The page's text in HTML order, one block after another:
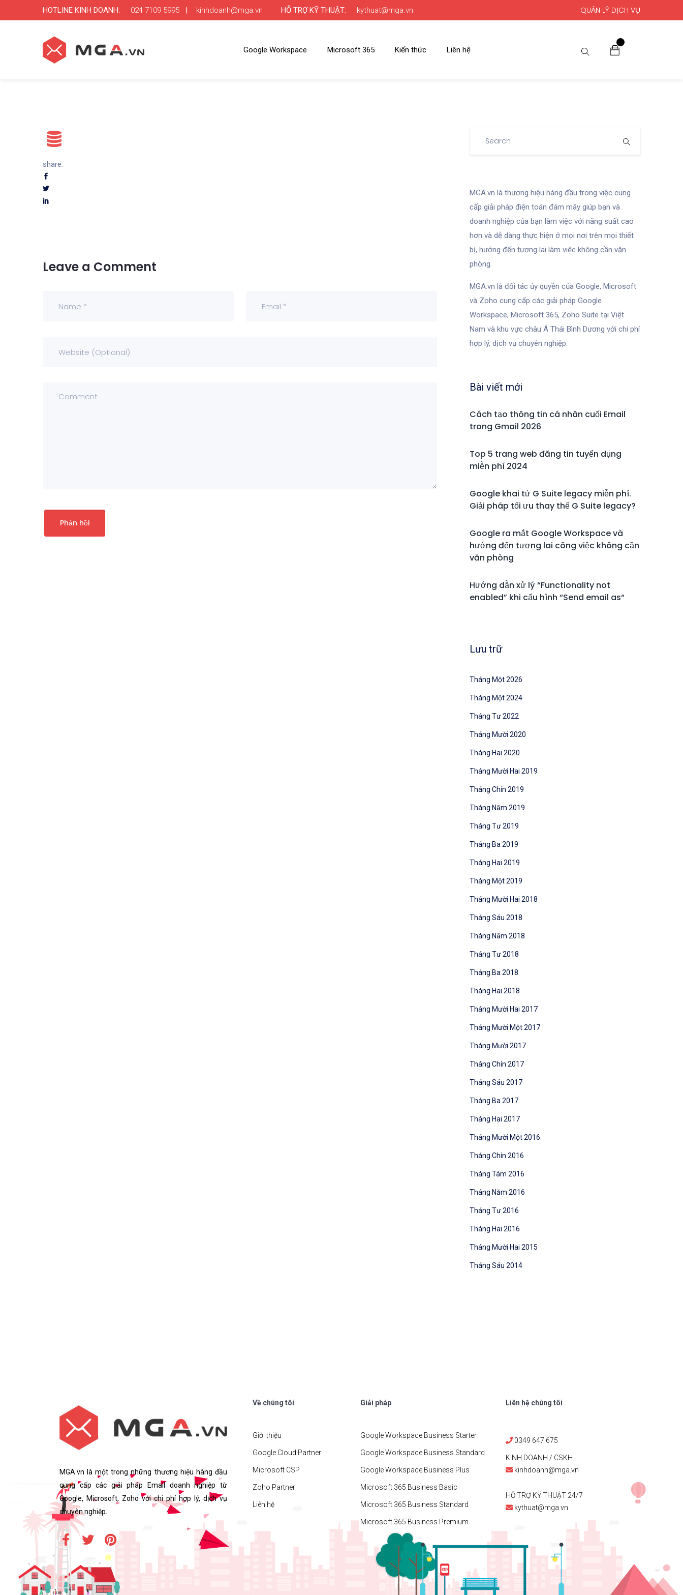
HOTLINE KINH DOANH: 024 7109 5995 | kinhdoanh@mga.vn HỖ TRỢ KỸ THUẬT: kythuat@mga.vn QUẢN LÝ DỊCH VỤ
Google Workspace Microsoft 365 Kiến thức Liên hệ
share:
Leave a Comment
MGA.vn là thương hiệu hàng đầu trong việc cung
cấp giải pháp điện toán đám mây giúp bạn và
doanh nghiệp của bạn làm việc với năng suất cao
hơn và dễ dàng thực hiện ở mọi nơi trên mọi thiết
bị, hướng đến tương lai làm việc không cần văn
phòng.
MGA.vn là đối tác ủy quyền của Google, Microsoft
và Zoho cung cấp các giải pháp Google
Workspace, Microsoft 365, Zoho Suite tại Việt
Nam và khu vực châu Á Thái Bình Dương với chi phí
hợp lý, dịch vụ chuyên nghiệp.
Bài viết mới
Cách tạo thông tin cá nhân cuối Email
trong Gmail 2026
Top 5 trang web đăng tin tuyển dụng
miễn phí 2024
Google khai tử G Suite legacy miễn phí.
Giải pháp tối ưu thay thế G Suite legacy?
Google ra mắt Google Workspace và
hướng đến tương lai công việc không cần
văn phòng
Hướng dẫn xử lý “Functionality not
enabled” khi cấu hình “Send email as“
Lưu trữ
Tháng Một 2026
Tháng Một 2024
Tháng Tư 2022
Tháng Mười 2020
Tháng Hai 2020
Tháng Mười Hai 2019
Tháng Chín 2019
Tháng Năm 2019
Tháng Tư 2019
Tháng Ba 2019
Tháng Hai 2019
Tháng Một 2019
Tháng Mười Hai 2018
Tháng Sáu 2018
Tháng Năm 2018
Tháng Tư 2018
Tháng Ba 2018
Tháng Hai 2018
Tháng Mười Hai 2017
Tháng Mười Một 2017
Tháng Mười 2017
Tháng Chín 2017
Tháng Sáu 2017
Tháng Ba 2017
Tháng Hai 2017
Tháng Mười Một 2016
Tháng Chín 2016
Tháng Tám 2016
Tháng Năm 2016
Tháng Tư 2016
Tháng Hai 2016
Tháng Mười Hai 2015
Tháng Sáu 2014
MGA.vn là một trong những thương hiệu hàng đầu
cung cấp các giải pháp Email doanh nghiệp từ
Google, Microsoft, Zoho với chi phí hợp lý, dịch vụ
chuyên nghiệp.
Về chúng tôi
Giới thiệu
Google Cloud Partner
Microsoft CSP
Zoho Partner
Liên hệ
Giải pháp
Google Workspace Business Starter
Google Workspace Business Standard
Google Workspace Business Plus
Microsoft 365 Business Basic
Microsoft 365 Business Standard
Microsoft 365 Business Premium
Liên hệ chúng tôi
0349 647 675
KINH DOANH / CSKH
kinhdoanh@mga.vn
HỖ TRỢ KỸ THUẬT 24/7
kythuat@mga.vn